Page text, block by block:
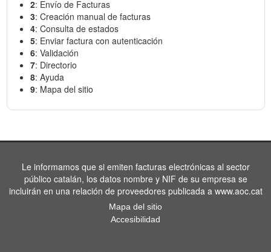
2: Envío de Facturas
3: Creación manual de facturas
4: Consulta de estados
5: Enviar factura con autenticación
6: Validación
7: Directorio
8: Ayuda
9: Mapa del sitio
Le informamos que si emiten facturas electrónicas al sector
público catalán, los datos nombre y NIF de su empresa se
incluirán en una relación de proveedores publicada a www.aoc.cat
Mapa del sitio
Accesibilidad